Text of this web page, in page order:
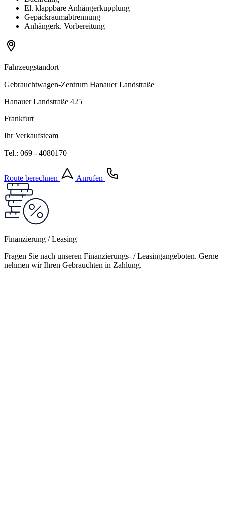
El. klappbare Anhängerkupplung
Gepäckraumabtrennung
Anhängerk. Vorbereitung
Fahrzeugstandort
Gebrauchtwagen-Zentrum Hanauer Landstraße
Hanauer Landstraße 425
Frankfurt
Ihr Verkaufsteam
Tel.: 069 - 4080170
Route berechnen Anrufen
Finanzierung / Leasing
Fragen Sie nach unseren Finanzierungs- / Leasingangeboten. Gerne
nehmen wir Ihren Gebrauchten in Zahlung.